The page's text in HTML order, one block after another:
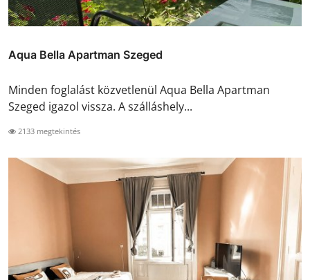
Aqua Bella Apartman Szeged
Minden foglalást közvetlenül Aqua Bella Apartman
Szeged igazol vissza. A szálláshely...
2133 megtekintés